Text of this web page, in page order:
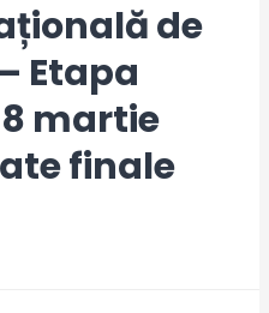
de
Etapa
martie
finale